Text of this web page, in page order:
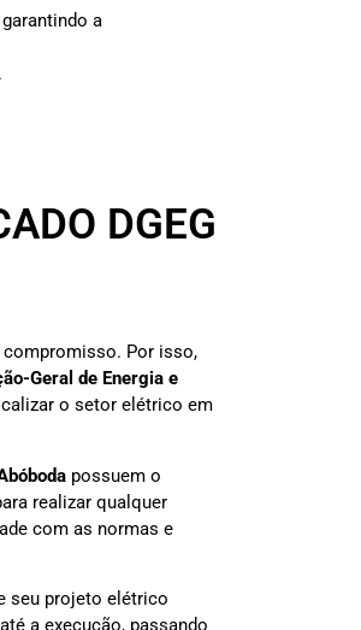
a
DGEG
Por isso,
Geral de Energia e
o setor elétrico em
possuem o
realizar qualquer
com as normas e
seu projeto elétrico
a execução, passando